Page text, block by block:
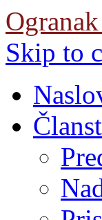
Skip to